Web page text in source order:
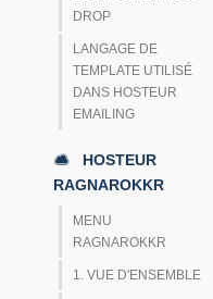
DROP
LANGAGE DE
TEMPLATE UTILISÉ
DANS HOSTEUR
EMAILING
HOSTEUR
RAGNAROKKR
MENU
RAGNAROKKR
1. VUE D'ENSEMBLE